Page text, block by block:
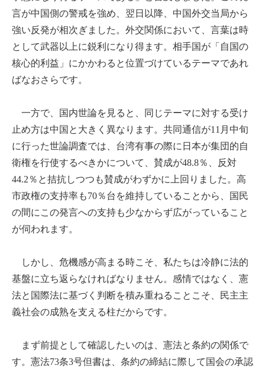
言が中国側の警戒を強め、翌日以降、中国外交当局から
強い反発が相次ぎました。外交関係において、言葉は時
として武器以上に鋭利になり得ます。相手国が「自国の
核心的利益」にかかわると位置づけているテーマであれ
ばなおさらです。
一方で、国内世論を見ると、同じテーマに対する受け
止め方は中国と大きく異なります。共同通信が11月中旬
に行った世論調査では、台湾有事の際に日本が集団的自
衛権を行使するべきかについて、賛成が48.8％、反対
44.2％と拮抗しつつも賛成がわずかに上回りました。高
市政権の支持率も70％台を維持していることから、国民
の間にこの発言への支持も少なからず広がっていること
が伺われます。
しかし、危機感が高まる時こそ、私たちは冷静に法的
基盤に立ち返らなければなりません。感情ではなく、憲
法と国際法に基づく判断を積み重ねることこそ、民主主
義社会の成熟を支える柱だからです。
まず前提として確認したいのは、憲法と条約の関係で
す。憲法73条3号但書は、条約の締結に際して国会の承認